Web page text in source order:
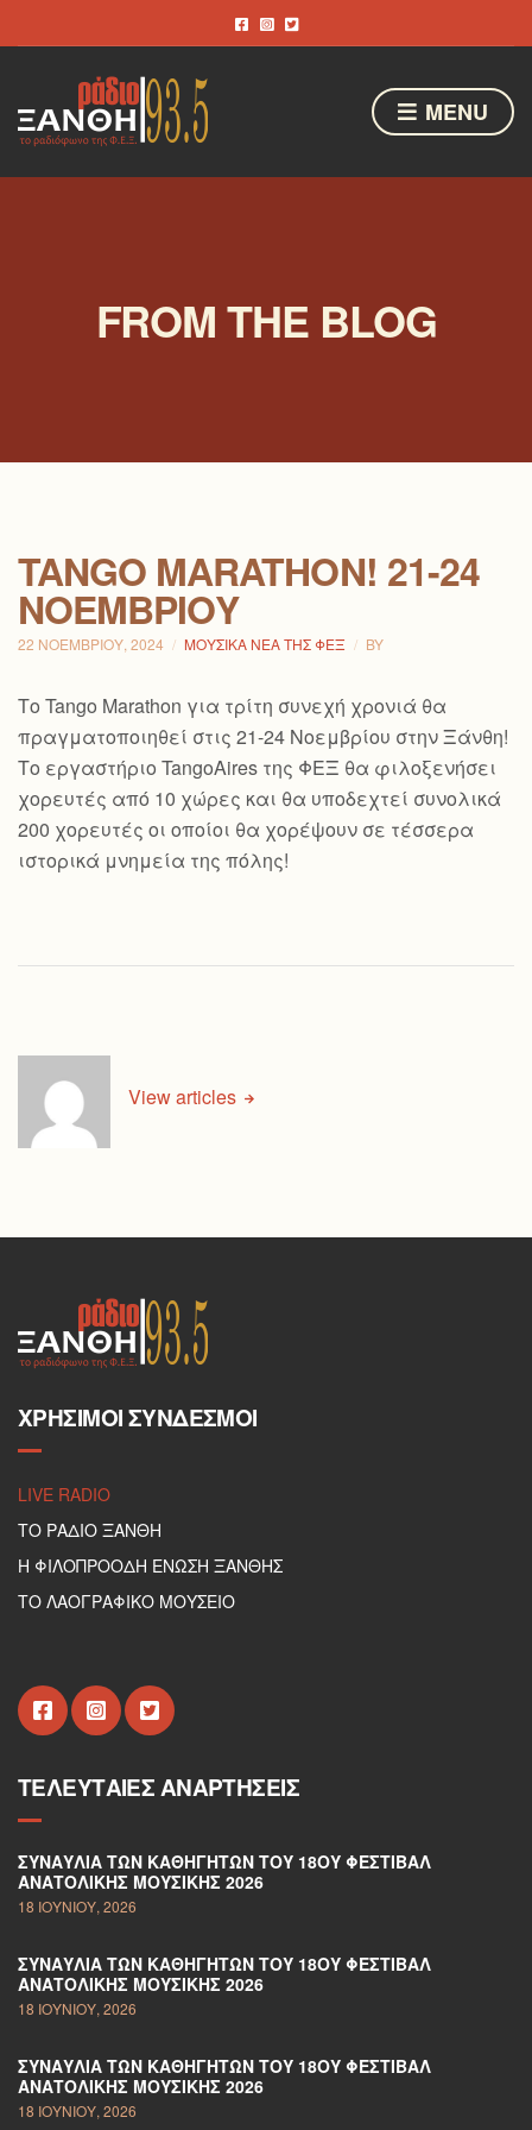
MENU
FROM THE BLOG
TANGO MARATHON! 21-24
ΝΟΕΜΒΡΊΟΥ
22 ΝΟΕΜΒΡΊΟΥ, 2024 ΜΟΥΣΙΚΆ ΝΈΑ ΤΗΣ ΦΕΞ BY
Το Tango Marathon για τρίτη συνεχή χρονιά θα
πραγματοποιηθεί στις 21-24 Νοεμβρίου στην Ξάνθη!
Το εργαστήριο TangoAires της ΦΕΞ θα φιλοξενήσει
χορευτές από 10 χώρες και θα υποδεχτεί συνολικά
200 χορευτές οι οποίοι θα χορέψουν σε τέσσερα
ιστορικά μνημεία της πόλης!
View articles
ΧΡΉΣΙΜΟΙ ΣΎΝΔΕΣΜΟΙ
LIVE RADIO
ΤΟ ΡΑΔΙΟ ΞΑΝΘΗ
Η ΦΙΛΟΠΡΟΟΔΗ ΕΝΩΣΗ ΞΑΝΘΗΣ
ΤΟ ΛΑΟΓΡΑΦΙΚΟ ΜΟΥΣΕΙΟ
ΤΕΛΕΥΤΑΊΕΣ ΑΝΑΡΤΉΣΕΙΣ
ΣΥΝΑΥΛΊΑ ΤΩΝ ΚΑΘΗΓΗΤΏΝ ΤΟΥ 18ΟΥ ΦΕΣΤΙΒΆΛ
ΑΝΑΤΟΛΙΚΉΣ ΜΟΥΣΙΚΉΣ 2026
18 ΙΟΥΝΊΟΥ, 2026
ΣΥΝΑΥΛΊΑ ΤΩΝ ΚΑΘΗΓΗΤΏΝ ΤΟΥ 18ΟΥ ΦΕΣΤΙΒΆΛ
ΑΝΑΤΟΛΙΚΉΣ ΜΟΥΣΙΚΉΣ 2026
18 ΙΟΥΝΊΟΥ, 2026
ΣΥΝΑΥΛΊΑ ΤΩΝ ΚΑΘΗΓΗΤΏΝ ΤΟΥ 18ΟΥ ΦΕΣΤΙΒΆΛ
ΑΝΑΤΟΛΙΚΉΣ ΜΟΥΣΙΚΉΣ 2026
18 ΙΟΥΝΊΟΥ, 2026